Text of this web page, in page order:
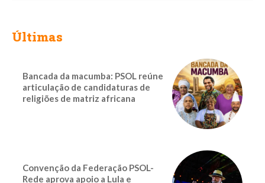
Últimas
Bancada da macumba: PSOL reúne
articulação de candidaturas de
religiões de matriz africana
Convenção da Federação PSOL-
Rede aprova apoio a Lula e